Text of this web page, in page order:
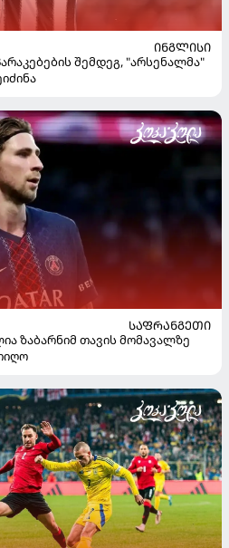
ᲘᲜᲒᲚᲘᲡᲘ
შემდეგ, "არსენალმა"
ᲡᲐᲤᲠᲐᲜᲒᲔᲗᲘ
ზაბარნიმ თავის მომავალზე